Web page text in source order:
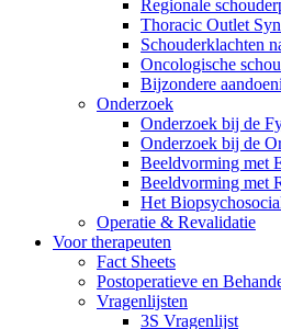
Regionale
Thoracic Outlet
Schouderklachten
Oncologische
Bijzondere
Onderzoek
Onderzoek bij de
Onderzoek bij de
Beeldvorming met
Beeldvorming met
Het
Operatie & Revalidatie
Voor therapeuten
Fact Sheets
Postoperatieve en
Vragenlijsten
3S Vragenlijst